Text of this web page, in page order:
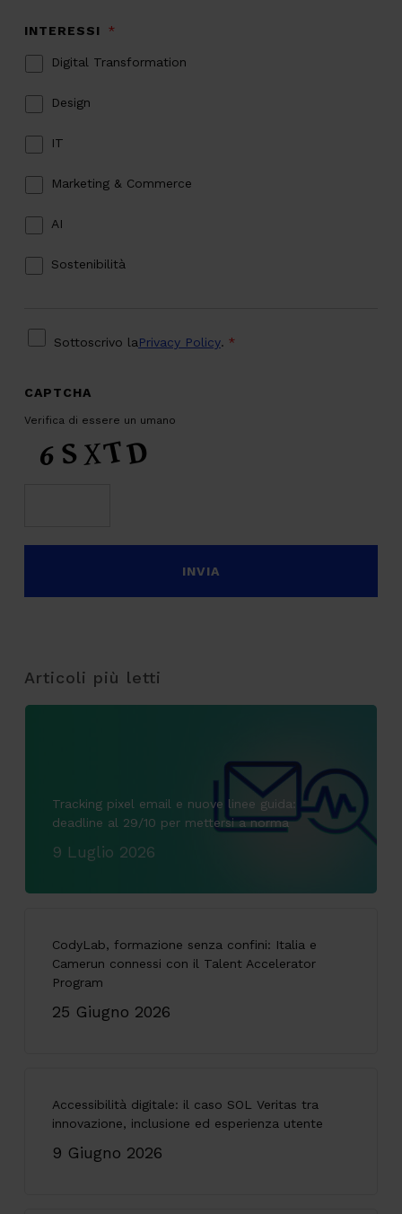
INTERESSI *
Digital Transformation
Design
IT
Marketing & Commerce
AI
Sostenibilità
Sottoscrivo laPrivacy Policy. *
CAPTCHA
Verifica di essere un umano
Articoli più letti
Tracking pixel email e nuove linee guida:
deadline al 29/10 per mettersi a norma
9 Luglio 2026
CodyLab, formazione senza confini: Italia e
Camerun connessi con il Talent Accelerator
Program
25 Giugno 2026
Accessibilità digitale: il caso SOL Veritas tra
innovazione, inclusione ed esperienza utente
9 Giugno 2026